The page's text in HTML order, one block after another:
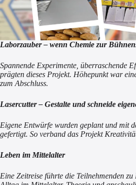
Laborzauber – wenn Chemie zur
Spannende Experimente, überraschende
prägten dieses Projekt. Höhepunkt war
zum Abschluss.
Lasercutter – Gestalte und schneide
Eigene Entwürfe wurden geplant und mit
gefertigt. So verband das Projekt
Leben im Mittelalter
Eine Zeitreise führte die Teilnehmenden